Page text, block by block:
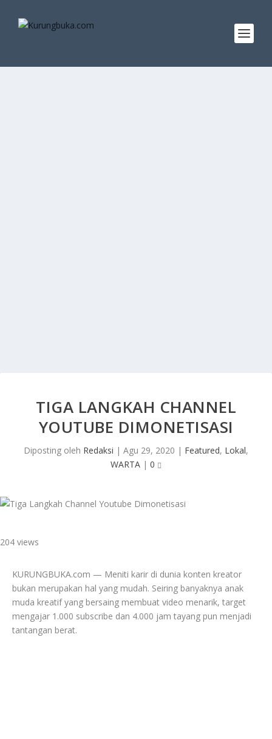
TIGA LANGKAH CHANNEL
YOUTUBE DIMONETISASI
Diposting oleh Redaksi | Agu 29, 2020 | Featured, Lokal,
WARTA | 0
204 views
KURUNGBUKA.com — Meniti karir di dunia konten kreator
bukan merupakan hal yang mudah. Seiring banyaknya anak
muda kreatif yang bersaing membuat video menarik, target
mengajar 1.000 subscribe dan 4.000 jam tayang pun menjadi
tantangan berat.